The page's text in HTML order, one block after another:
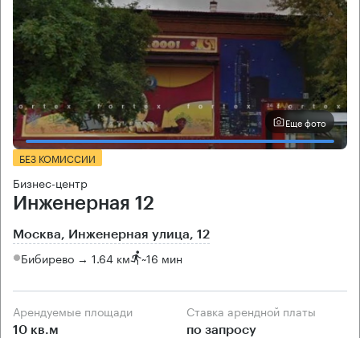
Еще фото
БЕЗ КОМИССИИ
Бизнес-центр
Инженерная 12
Москва, Инженерная улица, 12
Бибирево → 1.64 км ~16 мин
Арендуемые площади
10 кв.м
Ставка арендной платы
по запросу